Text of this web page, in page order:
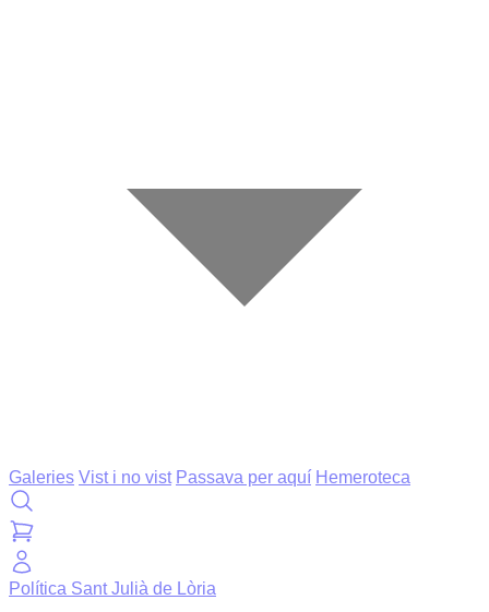
Galeries Vist i no vist Passava per aquí Hemeroteca
Política Sant Julià de Lòria